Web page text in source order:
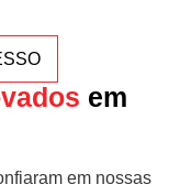
em
em nossas